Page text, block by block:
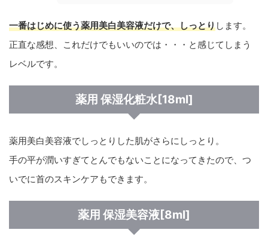
一番はじめに使う薬用美白美容液だけで、しっとりします。
正直な感想、これだけでもいいのでは・・・と感じてしまう
レベルです。
薬用 保湿化粧水[18ml]
薬用美白美容液でしっとりした肌がさらにしっとり。
手の平が潤いすぎてとんでもないことになってきたので、つ
いでに首のスキンケアもできます。
薬用 保湿美容液[8ml]